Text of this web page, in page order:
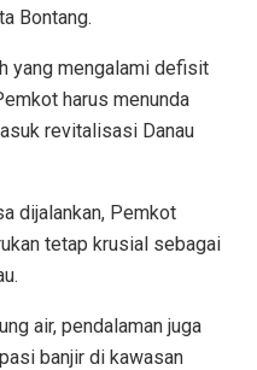
Bontang.
yang mengalami defisit
harus menunda
revitalisasi Danau
dijalankan, Pemkot
tetap krusial sebagai
air, pendalaman juga
banjir di kawasan